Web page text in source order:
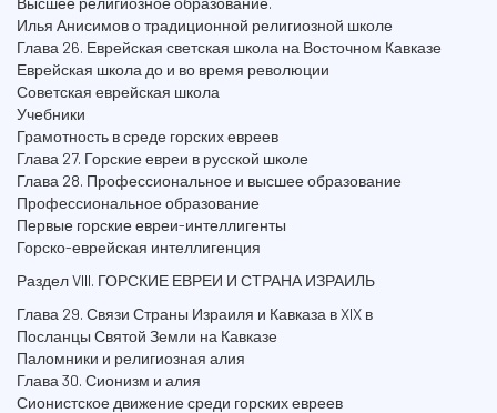
Илья Анисимов о традиционной религиозной школе
Глава 26. Еврейская светская школа на Восточном Кавказе
Еврейская школа до и во время революции
Советская еврейская школа
Учебники
Грамотность в среде горских евреев
Глава 27. Горские евреи в русской школе
Глава 28. Профессиональное и высшее образование
Профессиональное образование
Первые горские евреи-интеллигенты
Горско-еврейская интеллигенция
Раздел VIII. ГОРСКИЕ ЕВРЕИ И СТРАНА ИЗРАИЛЬ
Глава 29. Связи Страны Израиля и Кавказа в XIX в
Посланцы Святой Земли на Кавказе
Паломники и религиозная алия
Глава 30. Сионизм и алия
Сионистское движение среди горских евреев